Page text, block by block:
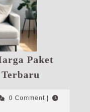
Paket
|
0 Comment